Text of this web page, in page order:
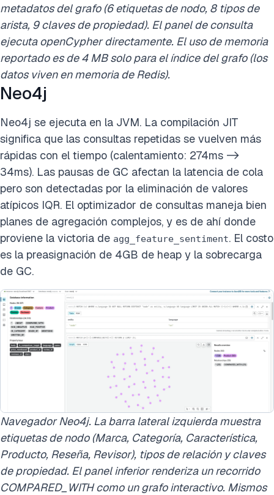
metadatos del grafo (6 etiquetas de nodo, 8 tipos de
arista, 9 claves de propiedad). El panel de consulta
ejecuta openCypher directamente. El uso de memoria
reportado es de 4 MB solo para el índice del grafo (los
datos viven en memoria de Redis).
Neo4j
Neo4j se ejecuta en la JVM. La compilación JIT
significa que las consultas repetidas se vuelven más
rápidas con el tiempo (calentamiento: 274ms ->
34ms). Las pausas de GC afectan la latencia de cola
pero son detectadas por la eliminación de valores
atípicos IQR. El optimizador de consultas maneja bien
planes de agregación complejos, y es de ahí donde
proviene la victoria de agg_feature_sentiment. El costo
es la preasignación de 4GB de heap y la sobrecarga
de GC.
Navegador Neo4j. La barra lateral izquierda muestra
etiquetas de nodo (Marca, Categoría, Característica,
Producto, Reseña, Revisor), tipos de relación y claves
de propiedad. El panel inferior renderiza un recorrido
COMPARED_WITH como un grafo interactivo. Mismos